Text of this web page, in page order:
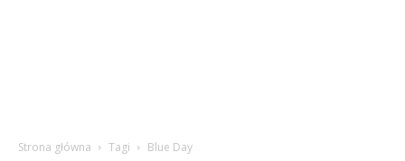
Strona główna Tagi Blue Day